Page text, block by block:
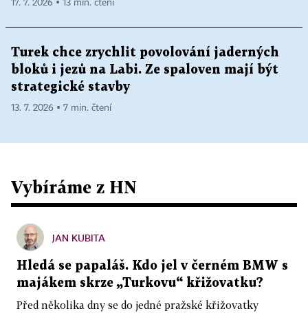
17. 7. 2026 ▪ 13 min. čtení
Turek chce zrychlit povolování jaderných
bloků i jezů na Labi. Ze spaloven mají být
strategické stavby
13. 7. 2026 ▪ 7 min. čtení
Vybíráme z HN
JAN KUBITA
Hledá se papaláš. Kdo jel v černém BMW s
majákem skrze „Turkovu“ křižovatku?
Před několika dny se do jedné pražské křižovatky